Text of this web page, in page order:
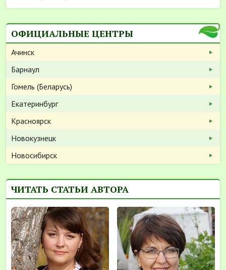
ОФИЦИАЛЬНЫЕ ЦЕНТРЫ
Ачинск
Барнаул
Гомель (Беларусь)
Екатеринбург
Красноярск
Новокузнецк
Новосибирск
ЧИТАТЬ СТАТЬИ АВТОРА